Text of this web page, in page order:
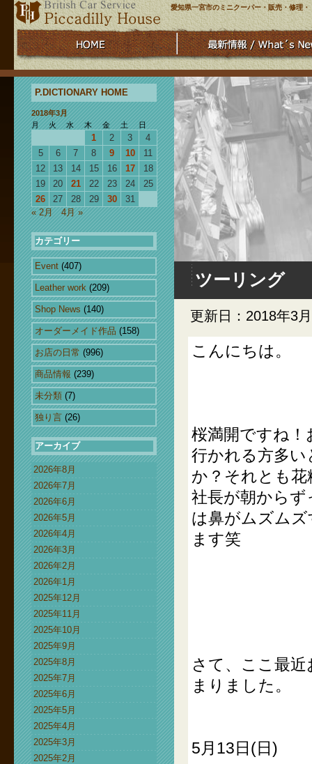
愛知県一宮市のミニクーパー・販売・修理
P.DICTIONARY HOME
2018年3月
月
火 水 木 金 土 日
1 2 3
4
5
6 7 8 9 10
11
12
13 14 15 16 17
18
19
20 21 22 23 24
25
26
27 28 29 30
31
« 2月
4月 »
カテゴリー
Event (407)
Leather work (209)
Shop News (140)
オーダーメイド作品 (158)
お店の日常 (996)
商品情報 (239)
未分類 (7)
独り言 (26)
アーカイブ
2026年8月
2026年7月
2026年6月
2026年5月
2026年4月
2026年3月
2026年2月
2026年1月
2025年12月
2025年11月
2025年10月
2025年9月
2025年8月
2025年7月
2025年6月
2025年5月
2025年4月
2025年3月
2025年2月
ツーリング
更新日：2018年3
こんにちは。
桜満開ですね
行かれる方多
か？それとも
社長が朝から
は鼻がムズム
ます笑
さて、ここ最
まりました。
5月13日(日)